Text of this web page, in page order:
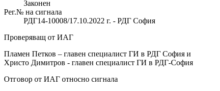
Законен
Рег.№ на сигнала
РДГ14-10008/17.10.2022 г. - РДГ София
Проверяващ от ИАГ
Пламен Петков – главен специалист ГИ в РДГ София и
Христо Димитров - главен специалист ГИ в РДГ-София
Отговор от ИАГ относно сигнала